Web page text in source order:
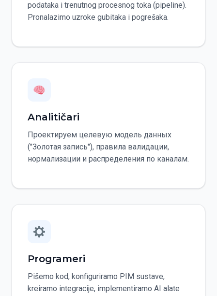
podataka i trenutnog procesnog toka (pipeline).
Pronalazimo uzroke gubitaka i pogrešaka.
Analitičari
Проектируем целевую модель данных
("Золотая запись"), правила валидации,
нормализации и распределения по каналам.
Programeri
Pišemo kod, konfiguriramo PIM sustave,
kreiramo integracije, implementiramo AI alate